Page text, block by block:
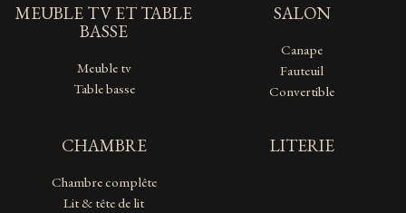
MEUBLE TV ET TABLE
BASSE
Meuble tv
Table basse
SALON
Canape
Fauteuil
Convertible
CHAMBRE
Chambre complête
Lit & tête de lit
LITERIE